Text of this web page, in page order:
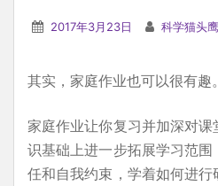
2017年3月23日 科学猫头鹰
其实，家庭作业也可以很有趣。
家庭作业让你复习并加深对
识基础上进一步拓展学习范
任和自我约束，学着如何进